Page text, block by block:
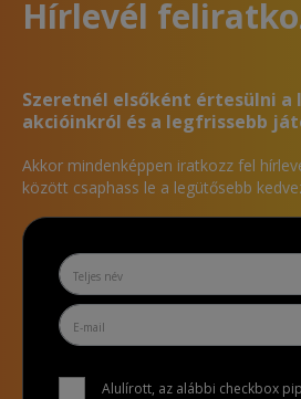
Hírlevél
Szeretnél elsőként értesülni a
akcióinkról és a legfrissebb
Akkor mindenképpen iratkozz fel
között csaphass le a legütősebb
Alulírott, az alábbi checkbox